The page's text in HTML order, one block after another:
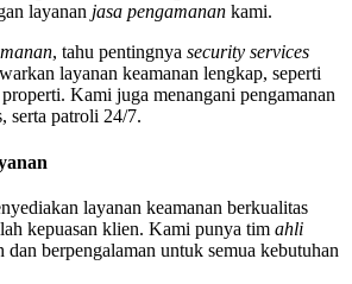
layanan jasa pengamanan kami.
, tahu pentingnya security services
layanan keamanan lengkap, seperti
Kami juga menangani pengamanan
serta patroli 24/7.
layanan keamanan berkualitas
kepuasan klien. Kami punya tim ahli
dan berpengalaman untuk semua kebutuhan